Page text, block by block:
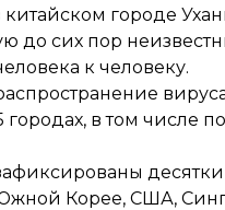
китайском городе
до сих пор
к человеку.
в том числе
десятки
Корее, США,